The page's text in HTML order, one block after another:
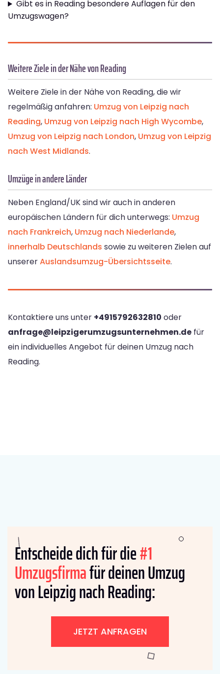
Gibt es in Reading besondere Auflagen für den
Umzugswagen?
Weitere Ziele in der Nähe von Reading
Weitere Ziele in der Nähe von Reading, die wir
regelmäßig anfahren: Umzug von Leipzig nach
Reading, Umzug von Leipzig nach High Wycombe,
Umzug von Leipzig nach London, Umzug von Leipzig
nach West Midlands.
Umzüge in andere Länder
Neben England/UK sind wir auch in anderen
europäischen Ländern für dich unterwegs: Umzug
nach Frankreich, Umzug nach Niederlande,
innerhalb Deutschlands sowie zu weiteren Zielen auf
unsererAuslandsumzug-Übersichtsseite.
Kontaktiere uns unter +4915792632810 oder
anfrage@leipzigerumzugsunternehmen.de für
ein individuelles Angebot für deinen Umzug nach
Reading.
Entscheide dich für die#1
Umzugsfirmafür deinen Umzug
von Leipzig nach Reading:
JETZT ANFRAGEN